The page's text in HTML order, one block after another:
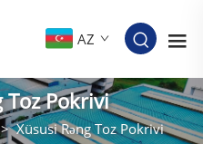
AZ
Toz Pokrivi
Xüsusi Rəng Toz Pokrivi